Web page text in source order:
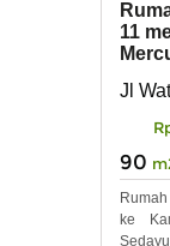
11
Jl
90
ke